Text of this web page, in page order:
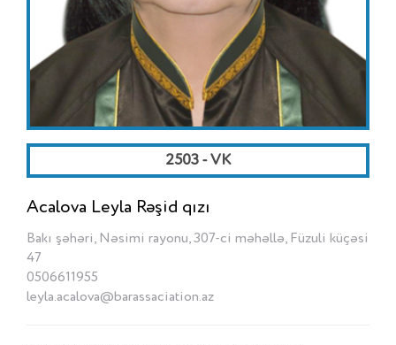
2503 - VK
Acalova Leyla Rəşid qızı
Bakı şəhəri, Nəsimi rayonu, 307-ci məhəllə, Füzuli küçəsi
47
0506611955
leyla.acalova@barassaciation.az